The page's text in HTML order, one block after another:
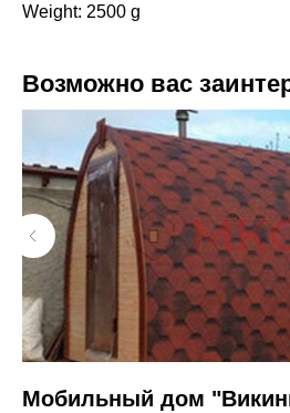
Weight: 2500 g
Возможно вас
Мобильный дом